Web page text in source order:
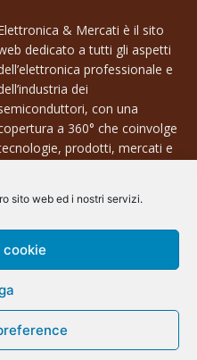
sito web ed i nostri servizi.
& Mercati è il sito
dedicato a tutti gli aspetti
professionale e
dei
con una
a 360° che coinvolge
prodotti, mercati e